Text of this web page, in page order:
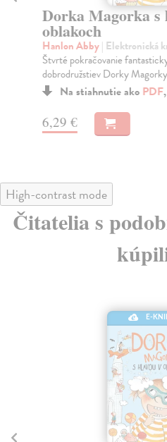
Dorka Magorka s
oblakoch
Hanlon Abby| Elektronická
Štvrté pokračovanie
dobrodružstiev Dorky
Na stiahnutie ako PDF,
6,29 €
High-contrast mode
Čitatelia s
E-